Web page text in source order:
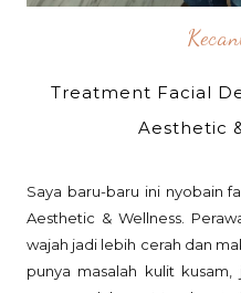
Treatment Facial
Aesthetic
Saya baru-baru ini nyobain
Aesthetic & Wellness.
wajah jadi lebih cerah dan
punya masalah kulit